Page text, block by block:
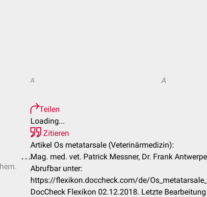
A A
Teilen
Loading...
Zitieren
Artikel Os metatarsale (Veterinärmedizin):
Mag. med. vet. Patrick Messner, Dr. Frank
Abrufbar unter:
https://flexikon.doccheck.com/de/
DocCheck Flexikon 02.12.2018. Letzte